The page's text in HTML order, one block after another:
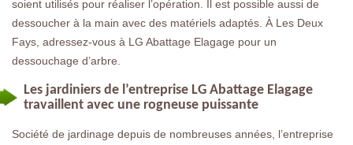
soient utilisés pour réaliser l’opération. Il est possible aussi de
dessoucher à la main avec des matériels adaptés. À Les Deux
Fays, adressez-vous à LG Abattage Elagage pour un
dessouchage d’arbre.
Les jardiniers de l’entreprise LG Abattage Elagage
travaillent avec une rogneuse puissante
Société de jardinage depuis de nombreuses années, l’entreprise